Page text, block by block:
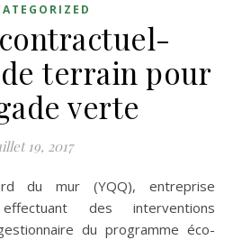
terrain pour
verte
19, 2017
des interventions
du programme éco-